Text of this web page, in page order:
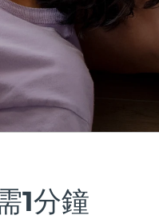
1分鐘
暢銷產品
預計送達日期 8/9/26
預計送達日期
預計送達日期
預計送達日期